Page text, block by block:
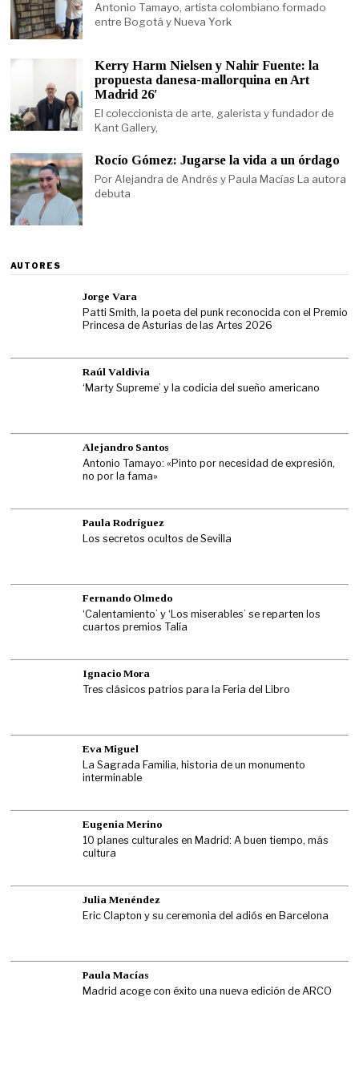
Antonio Tamayo, artista colombiano formado
entre Bogotá y Nueva York
Kerry Harm Nielsen y Nahir Fuente: la
propuesta danesa-mallorquina en Art
Madrid 26′
El coleccionista de arte, galerista y fundador de
Kant Gallery,
Rocío Gómez: Jugarse la vida a un órdago
Por Alejandra de Andrés y Paula Macías La autora
debuta
AUTORES
Jorge Vara
Patti Smith, la poeta del punk reconocida con el Premio
Princesa de Asturias de las Artes 2026
Raúl Valdivia
‘Marty Supreme’ y la codicia del sueño americano
Alejandro Santos
Antonio Tamayo: «Pinto por necesidad de expresión,
no por la fama»
Paula Rodríguez
Los secretos ocultos de Sevilla
Fernando Olmedo
‘Calentamiento’ y ‘Los miserables’ se reparten los
cuartos premios Talía
Ignacio Mora
Tres clásicos patrios para la Feria del Libro
Eva Miguel
La Sagrada Familia, historia de un monumento
interminable
Eugenia Merino
10 planes culturales en Madrid: A buen tiempo, más
cultura
Julia Menéndez
Eric Clapton y su ceremonia del adiós en Barcelona
Paula Macías
Madrid acoge con éxito una nueva edición de ARCO